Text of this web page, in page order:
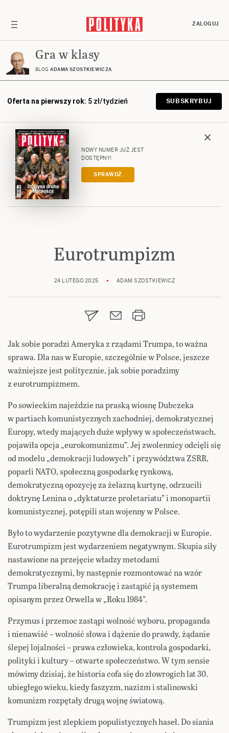
ZALOGUJ
Gra w klasy
BLOG ADAMA SZOSTKIEWICZA
Oferta na pierwszy rok: 5 zł/tydzień SUBSKRYBUJ
NOWY NUMER JUŻ JEST
DOSTĘPNY!
SPRAWDŹ
Eurotrumpizm
24 LUTEGO 2025 ADAM SZOSTKIEWICZ
Jak sobie poradzi Ameryka z rządami Trumpa, to ważna
sprawa. Dla nas w Europie, szczególnie w Polsce, jeszcze
ważniejsze jest politycznie, jak sobie poradzimy
z eurotrumpizmem.
Po sowieckim najeździe na praską wiosnę Dubczeka
w partiach komunistycznych zachodniej, demokratycznej
Europy, wtedy mających duże wpływy w społeczeństwach,
pojawiła opcja „eurokomunizmu”. Jej zwolennicy odcięli się
od modelu „demokracji ludowych” i przywództwa ZSRR,
poparli NATO, społeczną gospodarkę rynkową,
demokratyczną opozycję za żelazną kurtynę, odrzucili
doktrynę Lenina o „dyktaturze proletariatu” i monopartii
komunistycznej, potępili stan wojenny w Polsce.
Było to wydarzenie pozytywne dla demokracji w Europie.
Eurotrumpizm jest wydarzeniem negatywnym. Skupia siły
nastawione na przejęcie władzy metodami
demokratycznymi, by następnie rozmontować na wzór
Trumpa liberalną demokrację i zastąpić ją systemem
opisanym przez Orwella w „Roku 1984”.
Przymus i przemoc zastąpi wolność wyboru, propaganda
i nienawiść – wolność słowa i dążenie do prawdy, żądanie
ślepej lojalności – prawa człowieka, kontrola gospodarki,
polityki i kultury – otwarte społeczeństwo. W tym sensie
mówimy dzisiaj, że historia cofa się do złowrogich lat 30.
ubiegłego wieku, kiedy faszyzm, nazizm i stalinowski
komunizm rozpętały drugą wojnę światową.
Trumpizm jest zlepkiem populistycznych haseł. Do siania